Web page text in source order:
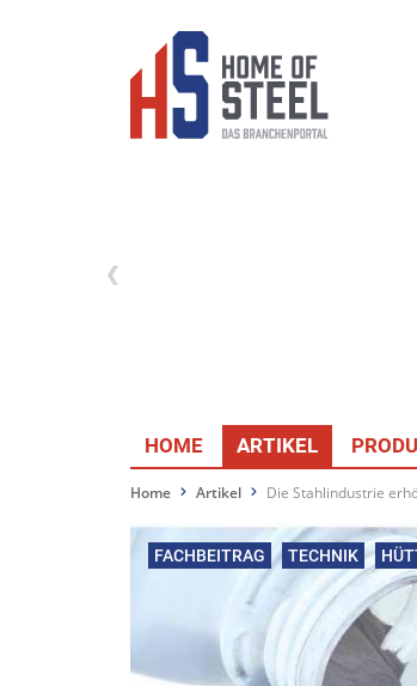
HOME ARTIKEL
Home Artikel Die Stahlindustrie
FACHBEITRAG TECHNIK